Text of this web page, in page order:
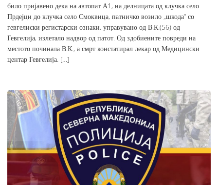
било пријавено дека на автопат А1, на делницата од клучка село
Прдејци до клучка село Смоквица, патничко возило „шкода“ со
гевгелиски регистарски ознаки, управувано од В.К.(56) од
Гевгелија, излетало надвор од патот. Од здобиените повреди на
местото починала В.К., а смрт констатирал лекар од Медицински
центар Гевгелија. […]